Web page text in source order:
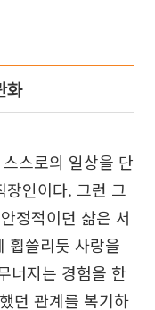
화
스로의 일상을 단
장인이다. 그런 그
정적이던 삶은 서
휩쓸리듯 사랑을
너지는 경험을 한
던 관계를 복기하